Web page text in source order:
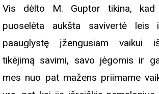
Vis dėlto M. Guptor tikina, kad
puoselėta aukšta savivertė leis
paauglystę įžengusiam vaikui
tikėjimą savimi, savo jėgomis ir
mes nuo pat mažens priimame